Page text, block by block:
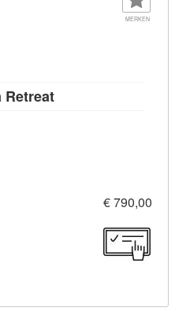
MERKEN
RetreatKursdetail: Ladies
€ 790,00